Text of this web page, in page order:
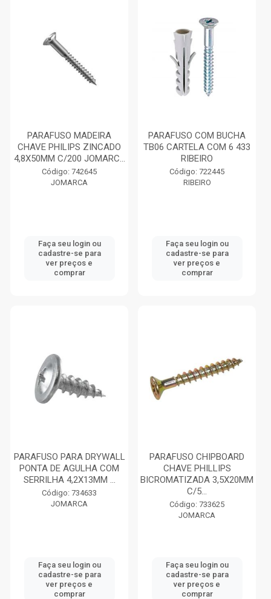
PARAFUSO MADEIRA
CHAVE PHILIPS ZINCADO
4,8X50MM C/200 JOMARC...
Código: 742645
JOMARCA
Faça seu login ou
cadastre-se para
ver preços e
comprar
PARAFUSO COM BUCHA
TB06 CARTELA COM 6 433
RIBEIRO
Código: 722445
RIBEIRO
Faça seu login ou
cadastre-se para
ver preços e
comprar
PARAFUSO PARA DRYWALL
PONTA DE AGULHA COM
SERRILHA 4,2X13MM ...
Código: 734633
JOMARCA
Faça seu login ou
cadastre-se para
ver preços e
comprar
PARAFUSO CHIPBOARD
CHAVE PHILLIPS
BICROMATIZADA 3,5X20MM
C/5...
Código: 733625
JOMARCA
Faça seu login ou
cadastre-se para
ver preços e
comprar